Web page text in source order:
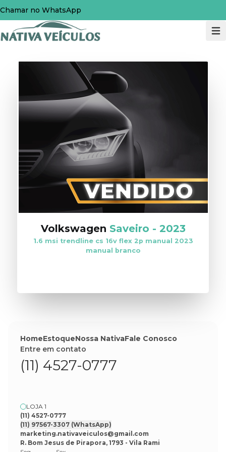
Chamar no WhatsApp
Volkswagen Saveiro - 2023
1.6 msi trendline cs 16v flex 2p manual 2023
manual branco
HomeEstoqueNossa NativaFale Conosco
Entre em contato
(11) 4527-0777
LOJA 1
(11) 4527-0777
(11) 97567-3307 (WhatsApp)
marketing.nativaveiculos@gmail.com
R. Bom Jesus de Pirapora, 1793 - Vila Rami